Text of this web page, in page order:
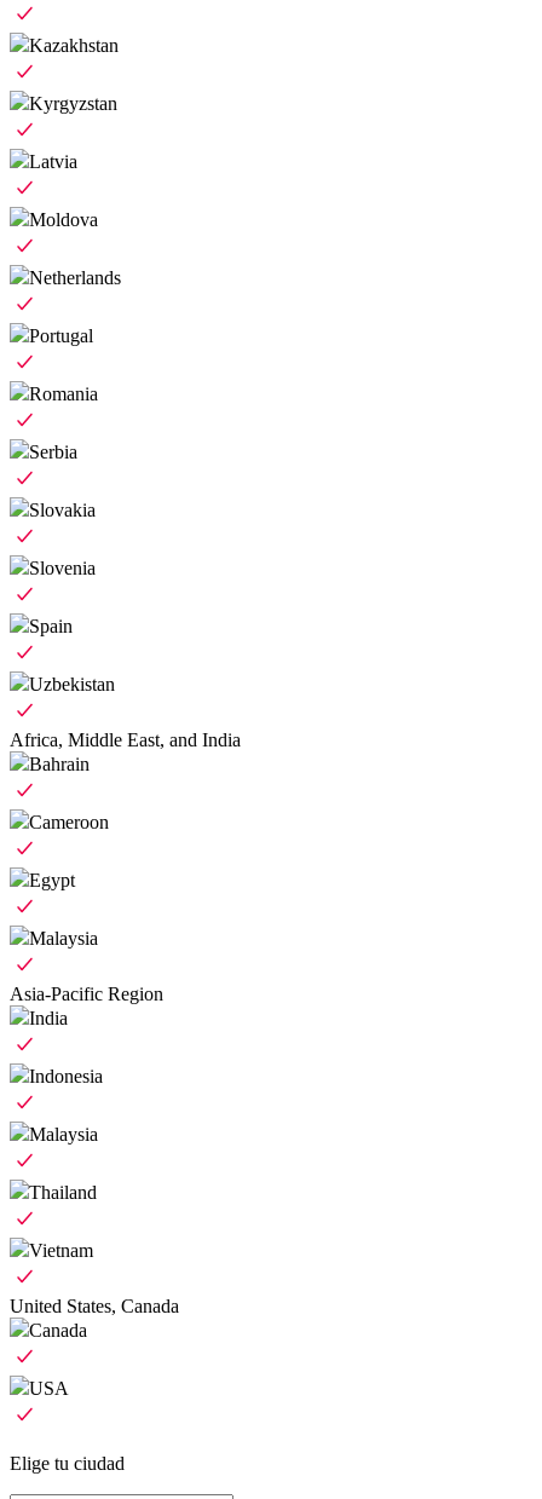
Kazakhstan
Kyrgyzstan
Latvia
Moldova
Netherlands
Portugal
Romania
Serbia
Slovakia
Slovenia
Spain
Uzbekistan
Africa, Middle East, and India
Bahrain
Cameroon
Egypt
Malaysia
Asia-Pacific Region
India
Indonesia
Malaysia
Thailand
Vietnam
United States, Canada
Canada
USA
Elige tu ciudad